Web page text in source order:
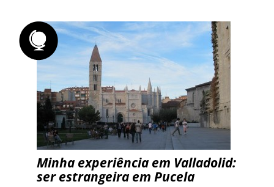
Minha experiência em Valladolid:
ser estrangeira em Pucela